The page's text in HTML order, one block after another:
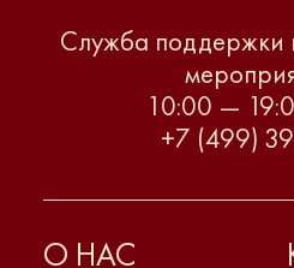
Служба
10:00 —
+7 (499)
О НАС